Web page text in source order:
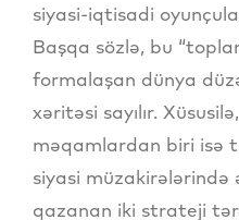
siyasi-iqtisadi
Başqa sözlə, bu
formalaşan dünya
xəritəsi sayılır.
məqamlardan biri isə
siyasi müzakirələrində
qazanan iki strateji